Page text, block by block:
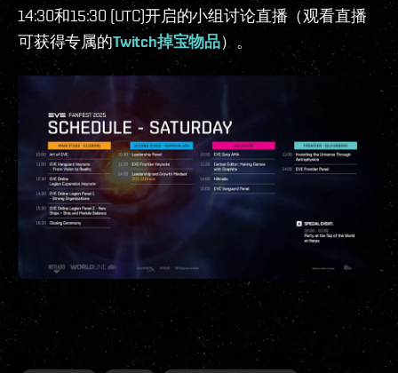
14:30和15:30 (UTC)开启的小组讨论直播（观看直播
可获得专属的Twitch掉宝物品）。